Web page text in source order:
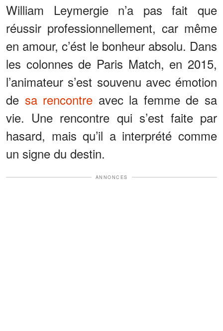
William Leymergie n’a pas fait que
réussir professionnellement, car même
en amour, c’ést le bonheur absolu. Dans
les colonnes de Paris Match, en 2015,
l’animateur s’est souvenu avec émotion
de sa rencontre avec la femme de sa
vie. Une rencontre qui s’est faite par
hasard, mais qu’il a interprété comme
un signe du destin.
ANNONCES